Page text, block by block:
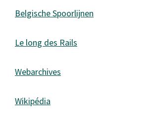
Belgische Spoorlijnen
Le long des Rails
Webarchives
Wikipédia